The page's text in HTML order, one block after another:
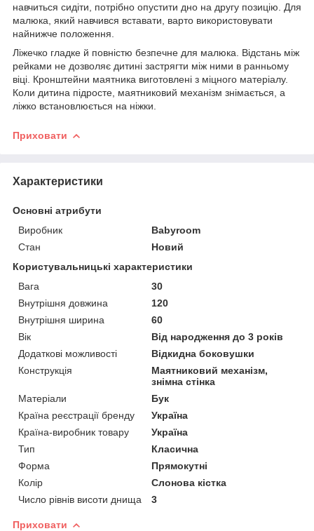
навчиться сидіти, потрібно опустити дно на другу позицію. Для
малюка, який навчився вставати, варто використовувати
найнижче положення.
Ліжечко гладке й повністю безпечне для малюка. Відстань між
рейками не дозволяє дитині застрягти між ними в ранньому
віці. Кронштейни маятника виготовлені з міцного матеріалу.
Коли дитина підросте, маятниковий механізм знімається, а
ліжко встановлюється на ніжки.
Приховати
Характеристики
Основні атрибути
Виробник
Babyroom
Стан
Новий
Користувальницькі характеристики
Вага
30
Внутрішня довжина
120
Внутрішня ширина
60
Вік
Від народження до 3 років
Додаткові можливості
Відкидна боковушки
Конструкція
Маятниковий механізм,
знімна стінка
Матеріали
Бук
Країна реєстрації бренду
Україна
Країна-виробник товару
Україна
Тип
Класична
Форма
Прямокутні
Колір
Слонова кістка
Число рівнів висоти днища
3
Приховати